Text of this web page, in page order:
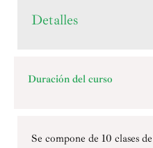
Detalles
Duración del curso
Se compone de 10 clases